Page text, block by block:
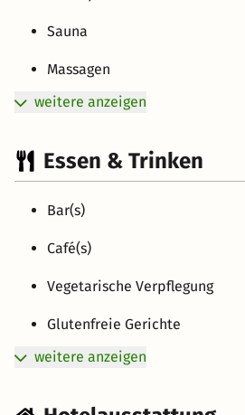
Sauna
Massagen
weitere anzeigen
Essen & Trinken
Bar(s)
Café(s)
Vegetarische Verpflegung
Glutenfreie Gerichte
weitere anzeigen